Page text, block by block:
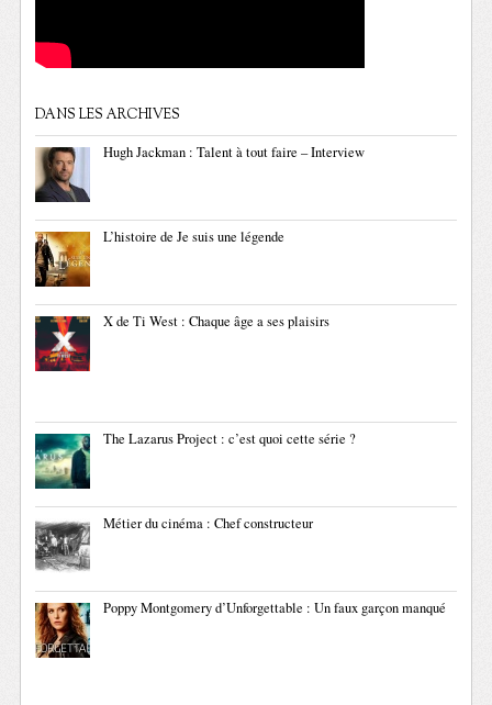
DANS LES ARCHIVES
Hugh Jackman : Talent à tout faire – Interview
L’histoire de Je suis une légende
X de Ti West : Chaque âge a ses plaisirs
The Lazarus Project : c’est quoi cette série ?
Métier du cinéma : Chef constructeur
Poppy Montgomery d’Unforgettable : Un faux garçon manqué